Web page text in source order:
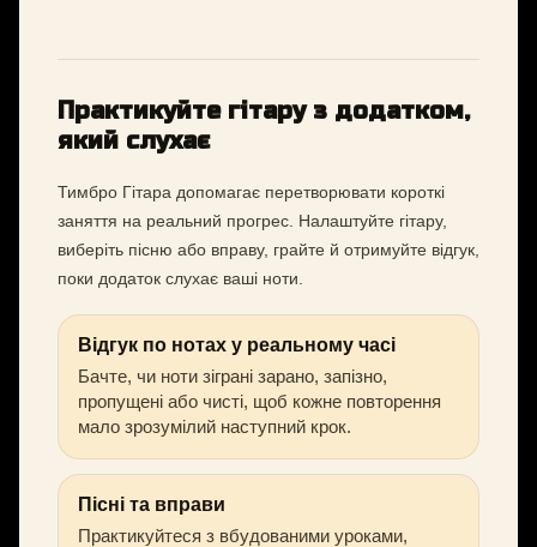
Практикуйте гітару з додатком,
який слухає
Тимбро Гітара допомагає перетворювати короткі
заняття на реальний прогрес. Налаштуйте гітару,
виберіть пісню або вправу, грайте й отримуйте відгук,
поки додаток слухає ваші ноти.
Відгук по нотах у реальному часі
Бачте, чи ноти зіграні зарано, запізно,
пропущені або чисті, щоб кожне повторення
мало зрозумілий наступний крок.
Пісні та вправи
Практикуйтеся з вбудованими уроками,